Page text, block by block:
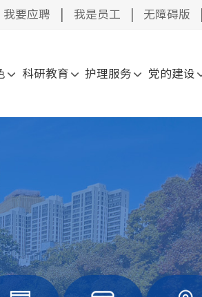
我要应聘 我是员工 无障碍版
科研教育 护理服务 党的建设